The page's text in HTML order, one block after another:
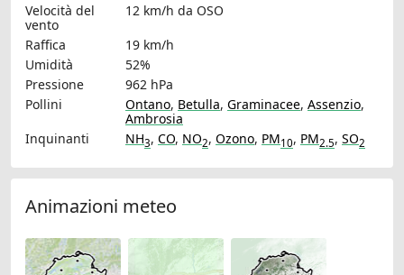
Velocità del
vento
12 km/h da OSO
Raffica
19 km/h
Umidità
52%
Pressione
962 hPa
Pollini
Ontano, Betulla, Graminacee, Assenzio,
Ambrosia
Inquinanti
NH3, CO, NO2, Ozono, PM10, PM2.5, SO2
Animazioni meteo